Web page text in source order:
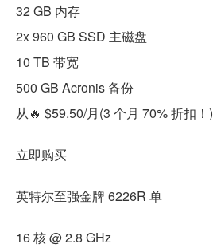
32 GB 内存
2x 960 GB SSD 主磁盘
10 TB 带宽
500 GB Acronis 备份
从🔥 $59.50/月(3 个月 70% 折扣！)
立即购买
英特尔至强金牌 6226R 单
16 核 @ 2.8 GHz